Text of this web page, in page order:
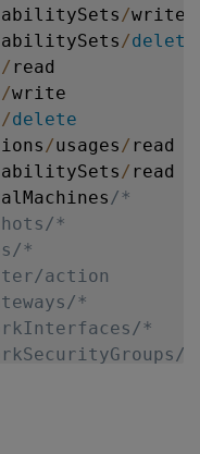
/write
/delete
/ read
/write
/delete
/usages / read
/ read
/*
*
*
action
*
*
*
usages/read